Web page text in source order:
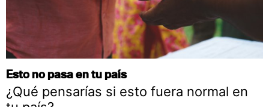
Esto no pasa en tu país
¿Qué pensarías si esto fuera normal en